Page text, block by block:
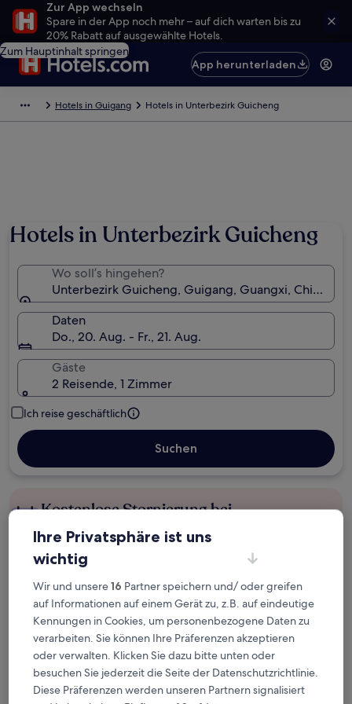
Zur App wechseln
Spare in der App noch mehr – auf dich warten bis zu
20% Rabatt auf ausgewählte Hotels.
Zum Hauptinhalt springen
App herunterladen
Hotels in Guigang Hotels in Unterbezirk Guicheng
Hotels in Unterbezirk Guicheng
Wo soll’s hingehen?
Unterbezirk Guicheng, Guigang, Guangxi, China
Daten
Do., 20. Aug. - Fr., 21. Aug.
Gäste
2 Reisende, 1 Zimmer
Ich reise geschäftlich
Suchen
Kostenlose Stornierung bei
Planänderungen
Verdiene Prämien für jede
wahrgenommene Übernachtung
Mehr sparen mit Preisen für Mitglieder
Überprüfe die Preise für diese Daten
Ihre Privatsphäre ist uns
wichtig
Wir und unsere16 Partner speichern und/ oder greifen
auf Informationen auf einem Gerät zu, z.B. auf eindeutige
Kennungen in Cookies, um personenbezogene Daten zu
verarbeiten. Sie können Ihre Präferenzen akzeptieren
oder verwalten. Klicken Sie dazu bitte unten oder
besuchen Sie jederzeit die Seite der Datenschutzrichtlinie.
Diese Präferenzen werden unseren Partnern signalisiert